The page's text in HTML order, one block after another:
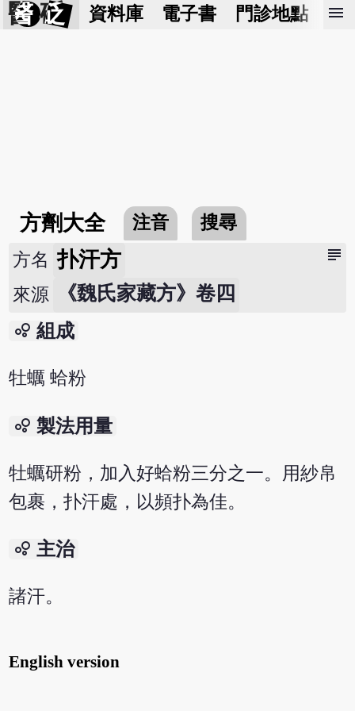
醫 砭 資料庫 電子書 門診地點 預
menu
方劑大全 注音 搜尋
subject
方名 扑汗方
來源 《魏氏家藏方》卷四
bubble_chart 組成
牡蠣 蛤粉
bubble_chart 製法用量
牡蠣研粉，加入好蛤粉三分之一。用紗帛
包裹，扑汗處，以頻扑為佳。
bubble_chart 主治
諸汗。
English version